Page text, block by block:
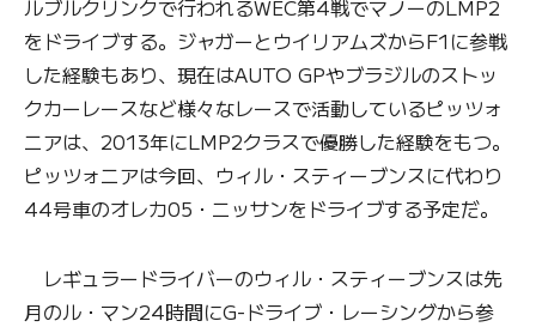
ルブルクリンクで行われるWEC第4戦でマノーのLMP2
をドライブする。ジャガーとウイリアムズからF1に参戦
した経験もあり、現在はAUTO GPやブラジルのストッ
クカーレースなど様々なレースで活動しているピッツォ
ニアは、2013年にLMP2クラスで優勝した経験をもつ。
ピッツォニアは今回、ウィル・スティーブンスに代わり
44号車のオレカ05・ニッサンをドライブする予定だ。
レギュラードライバーのウィル・スティーブンスは先
月のル・マン24時間にG-ドライブ・レーシングから参